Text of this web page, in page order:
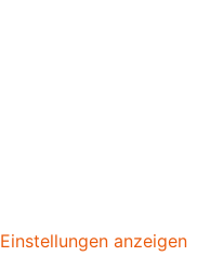
Einstellungen anzeigen